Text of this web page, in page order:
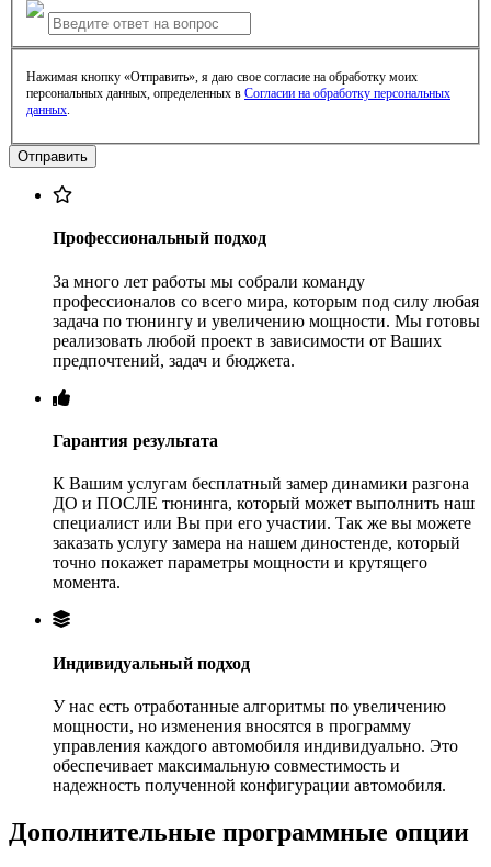
Нажимая кнопку «Отправить», я даю свое согласие на обработку моих
персональных данных, определенных в Согласии на обработку персональных
данных.
Профессиональный подход
За много лет работы мы собрали команду
профессионалов со всего мира, которым под силу любая
задача по тюнингу и увеличению мощности. Мы готовы
реализовать любой проект в зависимости от Ваших
предпочтений, задач и бюджета.
Гарантия результата
К Вашим услугам бесплатный замер динамики разгона
ДО и ПОСЛЕ тюнинга, который может выполнить наш
специалист или Вы при его участии. Так же вы можете
заказать услугу замера на нашем диностенде, который
точно покажет параметры мощности и крутящего
момента.
Индивидуальный подход
У нас есть отработанные алгоритмы по увеличению
мощности, но изменения вносятся в программу
управления каждого автомобиля индивидуально. Это
обеспечивает максимальную совместимость и
надежность полученной конфигурации автомобиля.
Дополнительные программные опции